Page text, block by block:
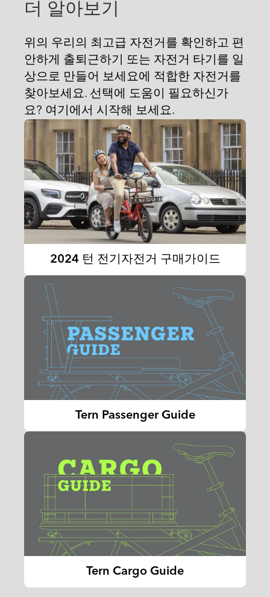
더 알아보기
위의 우리의 최고급 자전거를 확인하고 편
안하게 출퇴근하기 또는 자전거 타기를 일
상으로 만들어 보세요에 적합한 자전거를
찾아보세요. 선택에 도움이 필요하신가
요? 여기에서 시작해 보세요.
2024 턴 전기자전거 구매가이드
Tern Passenger Guide
Tern Cargo Guide